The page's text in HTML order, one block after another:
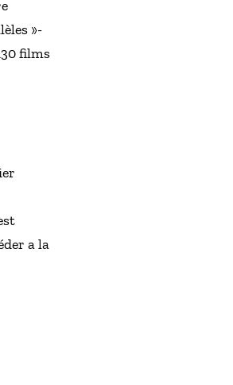
»-
films
a la